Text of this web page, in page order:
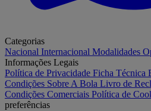
Categorias
Nacional Internacional Modalidades
Informações Legais
Política de Privacidade Ficha Técnica
Condições Sobre A Bola Livro de
Condições Comerciais Política de
preferências